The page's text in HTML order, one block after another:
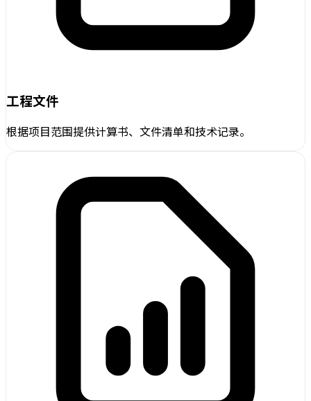
工程文件
根据项目范围提供计算书、文件清单和技术记录。